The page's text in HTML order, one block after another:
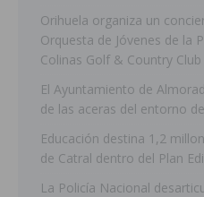
Orihuela organiza un
Orquesta de Jóvenes de la
Colinas Golf & Country Club
El Ayuntamiento de
de las aceras del entorno
Educación destina 1,2
de Catral dentro del Plan
La Policía Nacional